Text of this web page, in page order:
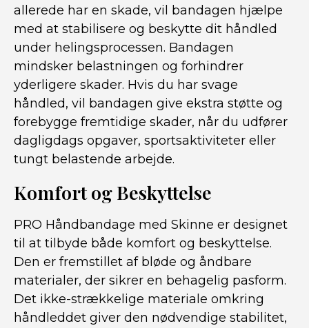
allerede har en skade, vil bandagen hjælpe
med at stabilisere og beskytte dit håndled
under helingsprocessen. Bandagen
mindsker belastningen og forhindrer
yderligere skader. Hvis du har svage
håndled, vil bandagen give ekstra støtte og
forebygge fremtidige skader, når du udfører
dagligdags opgaver, sportsaktiviteter eller
tungt belastende arbejde.
Komfort og Beskyttelse
PRO Håndbandage med Skinne er designet
til at tilbyde både komfort og beskyttelse.
Den er fremstillet af bløde og åndbare
materialer, der sikrer en behagelig pasform.
Det ikke-strækkelige materiale omkring
håndleddet giver den nødvendige stabilitet,